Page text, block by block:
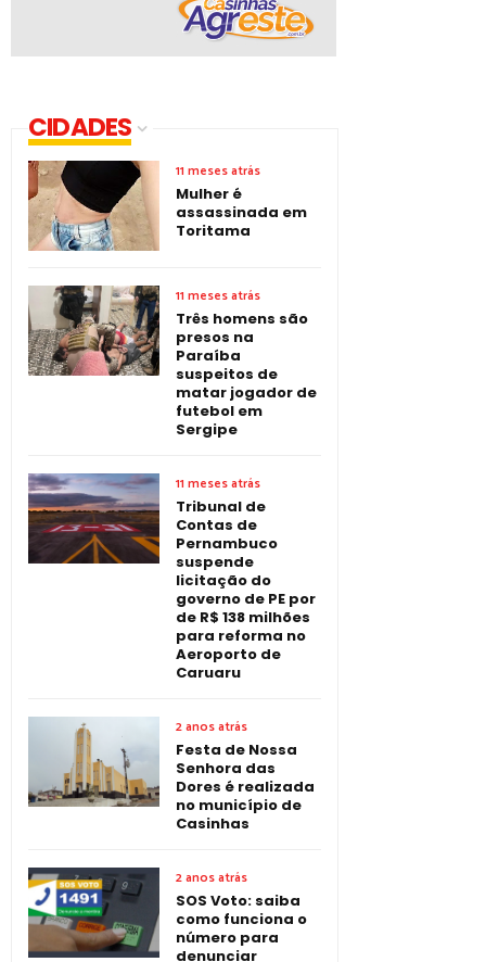
CIDADES
11 meses atrás
Mulher é
assassinada em
Toritama
11 meses atrás
Três homens são
presos na
Paraíba
suspeitos de
matar jogador de
futebol em
Sergipe
11 meses atrás
Tribunal de
Contas de
Pernambuco
suspende
licitação do
governo de PE por
de R$ 138 milhões
para reforma no
Aeroporto de
Caruaru
2 anos atrás
Festa de Nossa
Senhora das
Dores é realizada
no município de
Casinhas
2 anos atrás
SOS Voto: saiba
como funciona o
número para
denunciar